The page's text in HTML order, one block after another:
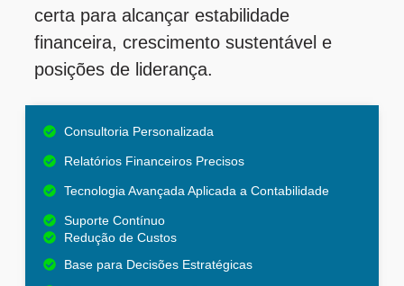
certa para alcançar estabilidade
financeira, crescimento sustentável e
posições de liderança.
Consultoria Personalizada
Relatórios Financeiros Precisos
Tecnologia Avançada Aplicada a Contabilidade
Suporte Contínuo
Redução de Custos
Base para Decisões Estratégicas